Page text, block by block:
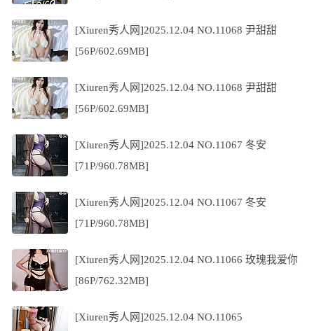
[Xiuren秀人网]2025.12.04 NO.11068 尹甜甜
[56P/602.69MB]
[Xiuren秀人网]2025.12.04 NO.11068 尹甜甜
[56P/602.69MB]
[Xiuren秀人网]2025.12.04 NO.11067 冬安
[71P/960.78MB]
[Xiuren秀人网]2025.12.04 NO.11067 冬安
[71P/960.78MB]
[Xiuren秀人网]2025.12.04 NO.11066 玫瑰我爱你
[86P/762.32MB]
[Xiuren秀人网]2025.12.04 NO.11065